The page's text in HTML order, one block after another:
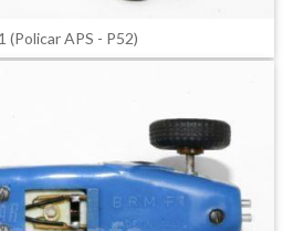
(Policar APS - P52)